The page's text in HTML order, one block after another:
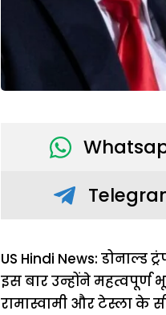
US Hindi News:
इस बार उन्होंने
रामास्वामी और टेस्ला के